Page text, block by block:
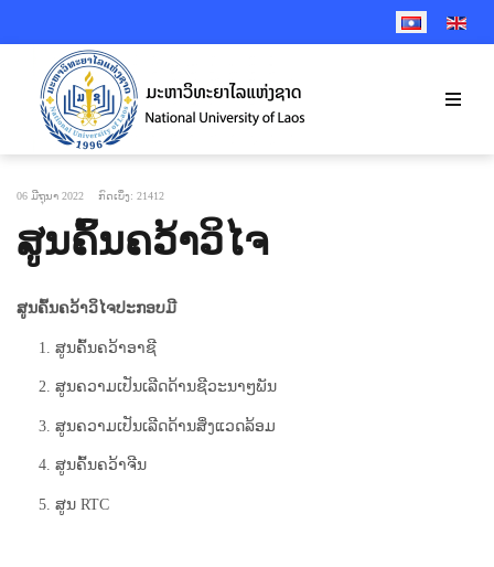
SELECT YOUR
06 ມີຖຸນາ 2022 ກົດເບິ່ງ: 21412
ສູນຄົ້ນຄວ້າວິໄຈ
ສູນຄົ້ນຄວ້າວິໄຈປະກອບມີ
1. ສູນຄົ້ນຄວ້າອາຊີ
2. ສູນຄວາມເປັນເລີດດ້ານຊີວະນາໆພັນ
3. ສູນຄວາມເປັນເລີດດ້ານສິ່ງແວດລ້ອມ
4. ສູນຄົ້ນຄວ້າຈີນ
5. ສູນ RTC